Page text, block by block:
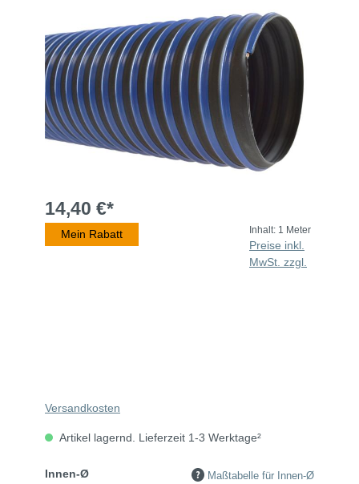
14,40 €*
Mein Rabatt Inhalt: 1 Meter
Preise inkl.
MwSt. zzgl.
Versandkosten
Artikel lagernd. Lieferzeit 1-3 Werktage²
Innen-Ø Maßtabelle für Innen-Ø